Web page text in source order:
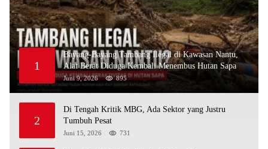
1
Bayang-Bayang Tambang Ilegal di Kawasan Nantu,
Alat Berat Diduga Kembali Menembus Hutan Sapa
Juni 9, 2026 895
2
Di Tengah Kritik MBG, Ada Sektor yang Justru
Tumbuh Pesat
Juni 15, 2026 731